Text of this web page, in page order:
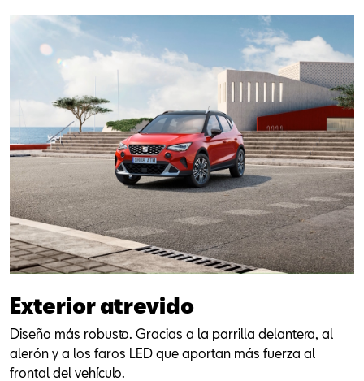
Exterior atrevido
Diseño más robusto. Gracias a la parrilla delantera, al
alerón y a los faros LED que aportan más fuerza al
frontal del vehículo.